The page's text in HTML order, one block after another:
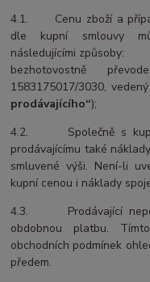
4.1. Cenu zboží a
dle kupní smlouvy
následujícími způsoby:
bezhotovostně
1583175017/3030,
prodávajícího“);
4.2. Společně s kupní
prodávajícímu také
smluvené výši. Není-li
kupní cenou i náklady
4.3. Prodávající
obdobnou platbu.
obchodních podmínek
předem.